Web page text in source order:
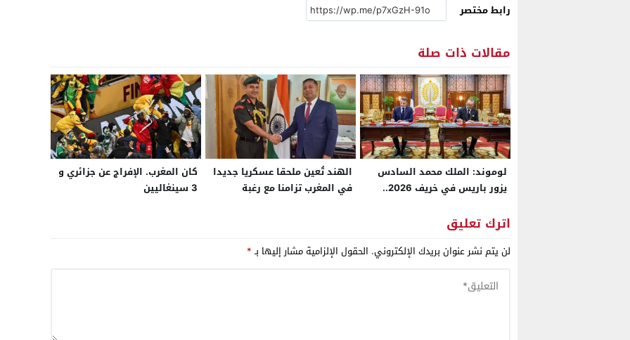
رابط مختصر
مقالات ذات صلة
لوموند: الملك محمد السادس
يزور باريس في خريف 2026..
معاهدة ثنائية جديدة بين
المغرب وفرنسا
الهند تُعين ملحقا عسكريا جديدا
في المغرب تزامنا مع رغبة
كان المغرب. الإفراج عن جزائري و
3 سينغاليين
اترك تعليق
لن يتم نشر عنوان بريدك الإلكتروني. الحقول الإلزامية مشار إليها بـ*